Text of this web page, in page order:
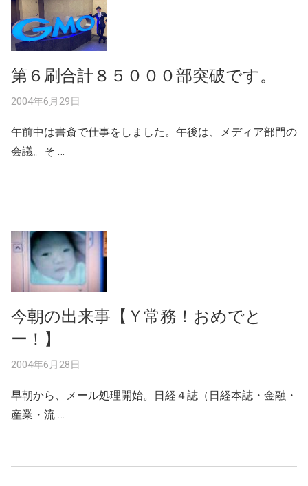
第６刷合計８５０００部突破です。
2004年6月29日
午前中は書斎で仕事をしました。午後は、メディア部門の
会議。そ …
今朝の出来事【Ｙ常務！おめでと
ー！】
2004年6月28日
早朝から、メール処理開始。日経４誌（日経本誌・金融・
産業・流 …